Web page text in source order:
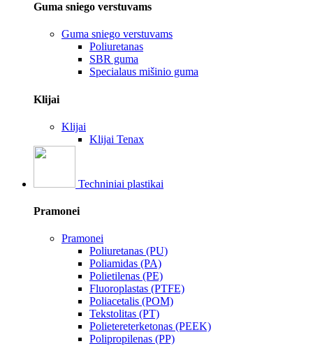
Guma sniego verstuvams
Guma sniego verstuvams
Poliuretanas
SBR guma
Specialaus mišinio guma
Klijai
Klijai
Klijai Tenax
Techniniai plastikai
Pramonei
Pramonei
Poliuretanas (PU)
Poliamidas (PA)
Polietilenas (PE)
Fluoroplastas (PTFE)
Poliacetalis (POM)
Tekstolitas (PT)
Polietereterketonas (PEEK)
Polipropilenas (PP)